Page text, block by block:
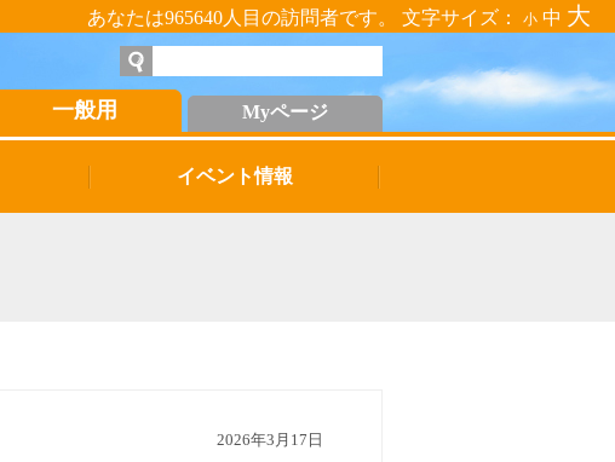
あなたは965640人目の訪問者です。 文字サイズ： 小 中 大
一般用 Myページ
イベント情報
2026年3月17日